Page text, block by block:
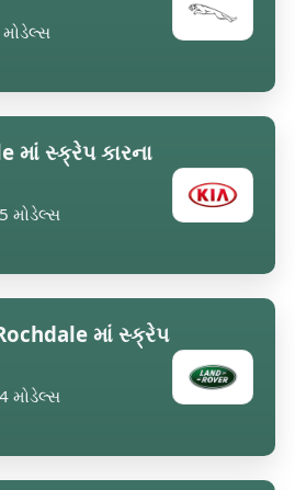
માં સ્ક્રેપ કારના
મોડેલ્સ
માં સ્ક્રેપ
મોડેલ્સ